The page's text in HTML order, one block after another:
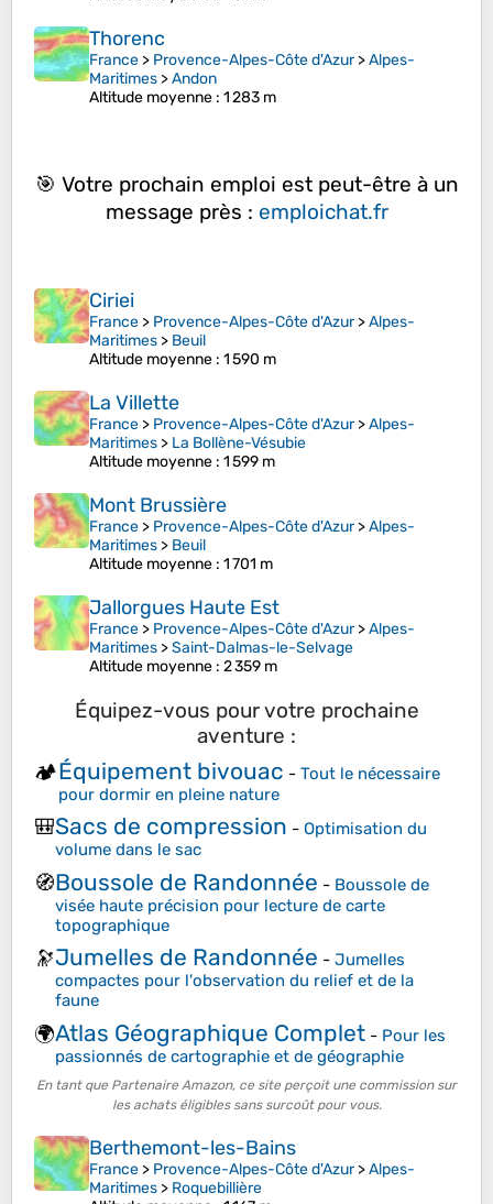
Thorenc
France > Provence-Alpes-Côte d'Azur>Alpes-
Maritimes >Andon
Altitude moyenne : 1 283 m
🎯 Votre prochain emploi est peut-être à un
message près : emploichat.fr
Ciriei
France > Provence-Alpes-Côte d'Azur>Alpes-
Maritimes > Beuil
Altitude moyenne : 1 590 m
La Villette
France > Provence-Alpes-Côte d'Azur>Alpes-
Maritimes > La Bollène-Vésubie
Altitude moyenne : 1 599 m
Mont Brussière
France > Provence-Alpes-Côte d'Azur>Alpes-
Maritimes > Beuil
Altitude moyenne : 1 701 m
Jallorgues Haute Est
France > Provence-Alpes-Côte d'Azur>Alpes-
Maritimes >Saint-Dalmas-le-Selvage
Altitude moyenne : 2 359 m
Équipez-vous pour votre prochaine
aventure :
🏕️Équipement bivouac - Tout le nécessaire
pour dormir en pleine nature
🎒Sacs de compression - Optimisation du
volume dans le sac
🧭Boussole de Randonnée - Boussole de
visée haute précision pour lecture de carte
topographique
🔭Jumelles de Randonnée - Jumelles
compactes pour l'observation du relief et de la
faune
🌍Atlas Géographique Complet - Pour les
passionnés de cartographie et de géographie
En tant que Partenaire Amazon, ce site perçoit une commission sur
les achats éligibles sans surcoût pour vous.
Berthemont-les-Bains
France > Provence-Alpes-Côte d'Azur>Alpes-
Maritimes > Roquebillière